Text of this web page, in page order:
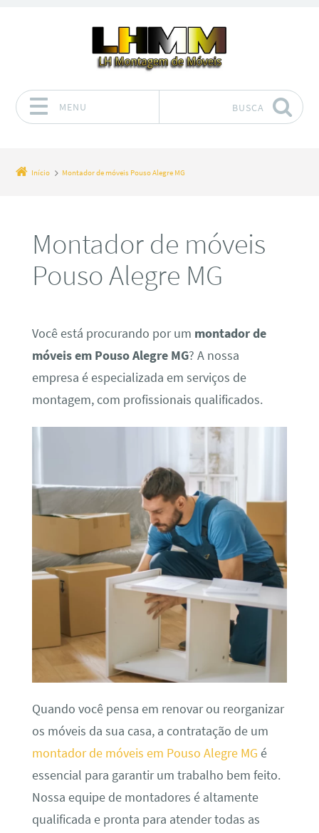
MENU BUSCA
Início Montador de móveis Pouso Alegre MG
Montador de móveis
Pouso Alegre MG
Você está procurando por um montador de
móveis em Pouso Alegre MG? A nossa
empresa é especializada em serviços de
montagem, com profissionais qualificados.
Quando você pensa em renovar ou reorganizar
os móveis da sua casa, a contratação de um
montador de móveis em Pouso Alegre MG é
essencial para garantir um trabalho bem feito.
Nossa equipe de montadores é altamente
qualificada e pronta para atender todas as